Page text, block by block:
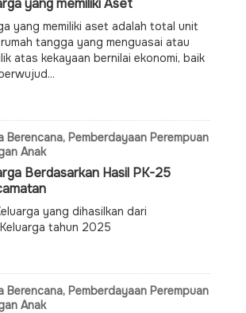
yang memiliki Aset
yang memiliki aset adalah total unit
tangga yang menguasai atau
atas kekayaan bernilai ekonomi, baik
Berencana, Pemberdayaan Perempuan
Anak
Berdasarkan Hasil PK-25
yang dihasilkan dari
tahun 2025
Berencana, Pemberdayaan Perempuan
Anak